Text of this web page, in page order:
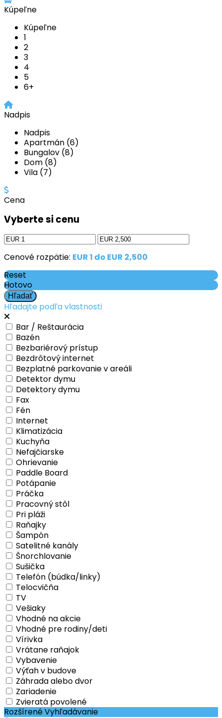
Kúpeľne
Kúpeľne
1
2
3
4
5
6+
Nadpis
Nadpis
Apartmán (6)
Bungalov (8)
Dom (8)
Vila (7)
Cena
Vyberte si cenu
Cenové rozpätie: EUR 1 do EUR 2,500
Reset
Hotovo
Hľadajte podľa vlastnosti
Bar / Reštaurácia
Bazén
Bezbariérový prístup
Bezdrôtový internet
Bezplatné parkovanie v areáli
Detektor dymu
Detektory dymu
Fax
Fén
Internet
Klimatizácia
Kuchyňa
Nefajčiarske
Ohrievanie
Paddle Board
Potápanie
Práčka
Pracovný stôl
Pri pláži
Raňajky
Šampón
Satelitné kanály
Šnorchlovanie
Sušička
Telefón (búdka/linky)
Telocvičňa
TV
Vešiaky
Vhodné na akcie
Vhodné pre rodiny/deti
Vírivka
Vrátane raňajok
Vybavenie
Výťah v budove
Záhrada alebo dvor
Zariadenie
Zvieratá povolené
Rozšírené Vyhľadávanie